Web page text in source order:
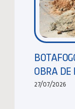
OBRA DE
27/07/2026